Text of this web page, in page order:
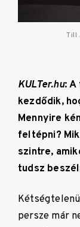
Till
KULTer.hu: A
kezdődik,
Mennyire
feltépni?
szintre,
tudsz
persze már